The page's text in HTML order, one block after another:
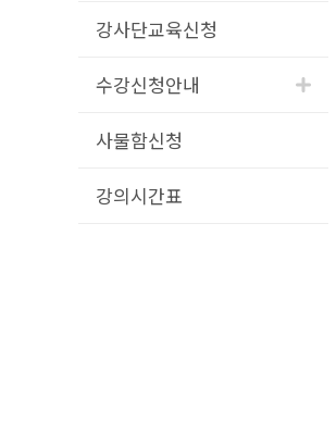
강사단교육신청
수강신청안내
사물함신청
강의시간표